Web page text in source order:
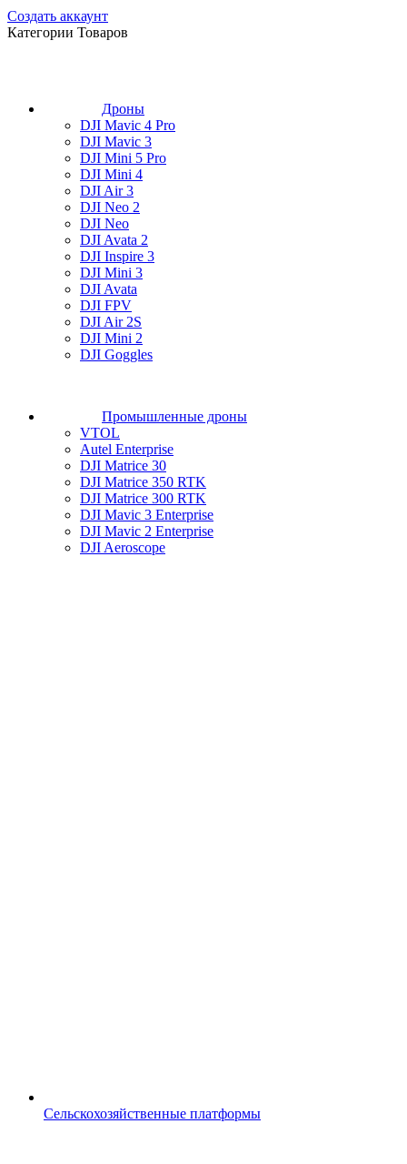
Создать аккаунт
Категории Товаров
Дроны
DJI Mavic 4 Pro
DJI Mavic 3
DJI Mini 5 Pro
DJI Mini 4
DJI Air 3
DJI Neo 2
DJI Neo
DJI Avata 2
DJI Inspire 3
DJI Mini 3
DJI Avata
DJI FPV
DJI Air 2S
DJI Mini 2
DJI Goggles
Промышленные дроны
VTOL
Autel Enterprise
DJI Matrice 30
DJI Matrice 350 RTK
DJI Matrice 300 RTK
DJI Mavic 3 Enterprise
DJI Mavic 2 Enterprise
DJI Aeroscope
Сельскохозяйственные платформы